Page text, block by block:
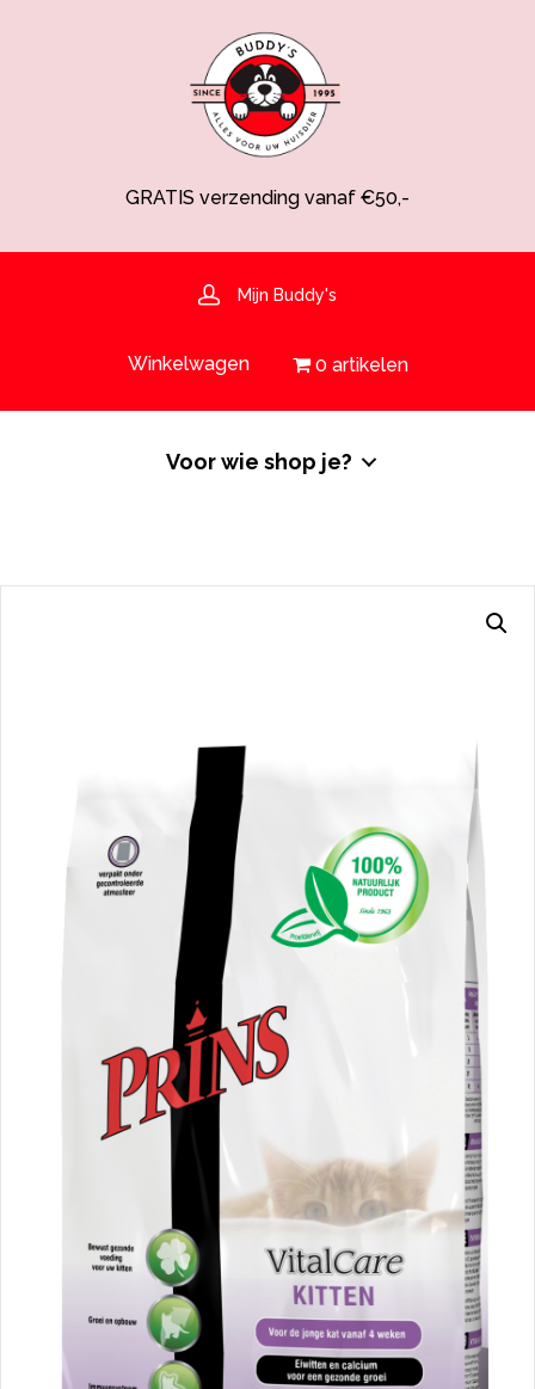
Spaarsysteem voor korting!
Hulp nodig? 030-6919793 of shop@buddys.nl
GRATIS bezorging in de regio
GRATIS verzending vanaf €50,-
Mijn Buddy's
Winkelwagen 0 artikelen
Voor wie shop je?